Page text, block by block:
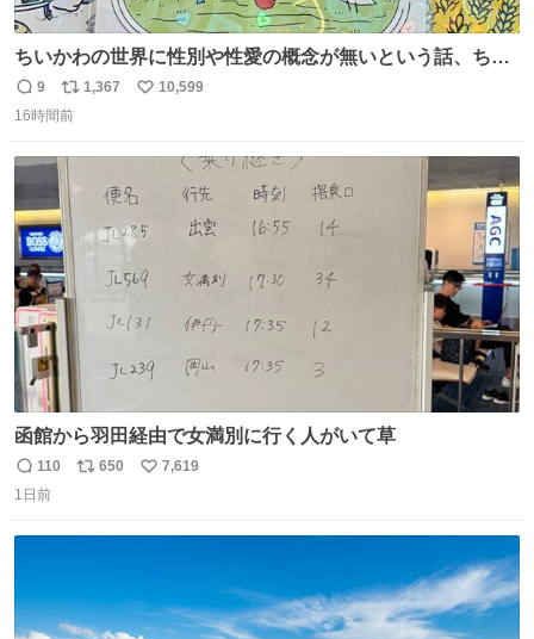
ちいかわの世界に性別や性愛の概念が無いという話、ちい
かわタロットでも恋人・女帝・女教皇あたりは性別を意識
させないように描かれてるんだよね。かなり徹底している
返
信
9
リ
ポ
ト
数
1,367
い
10,599
16時間前
函館から羽田経由で女満別に行く人がいて草
返
信
110
リ
650
い
7,619
1日前